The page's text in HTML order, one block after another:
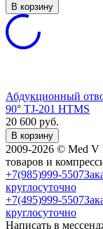
В корзину
Абдукционный
90° TJ-201 HTMS
20 600 руб.
В корзину
2009-2026 © Med V
товаров и
+7(985)999-5507
круглосуточно
+7(495)999-5507
круглосуточно
Написать в